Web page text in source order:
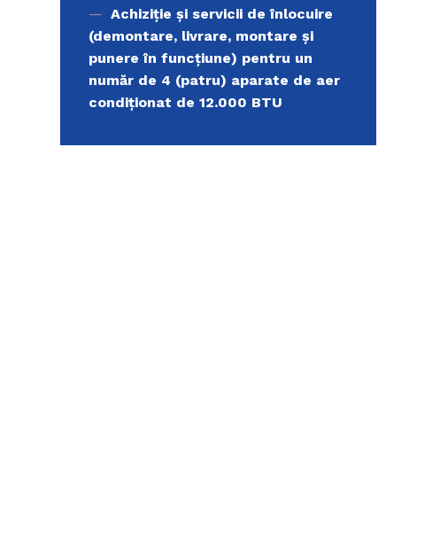
Achiziție și servicii de înlocuire
(demontare, livrare, montare și
punere în funcțiune) pentru un
număr de 4 (patru) aparate de aer
condiționat de 12.000 BTU